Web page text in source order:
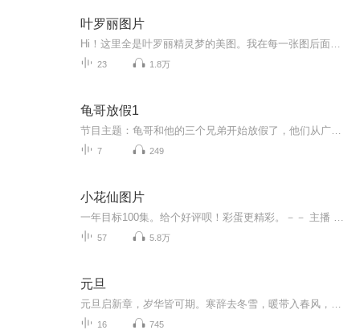
叶罗丽图片
23 1.8万
龟哥放假1
7 249
小花仙图片
57 5.8万
元旦
16 745